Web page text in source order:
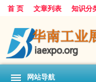
首 页 文章列表 知识分
网站导航